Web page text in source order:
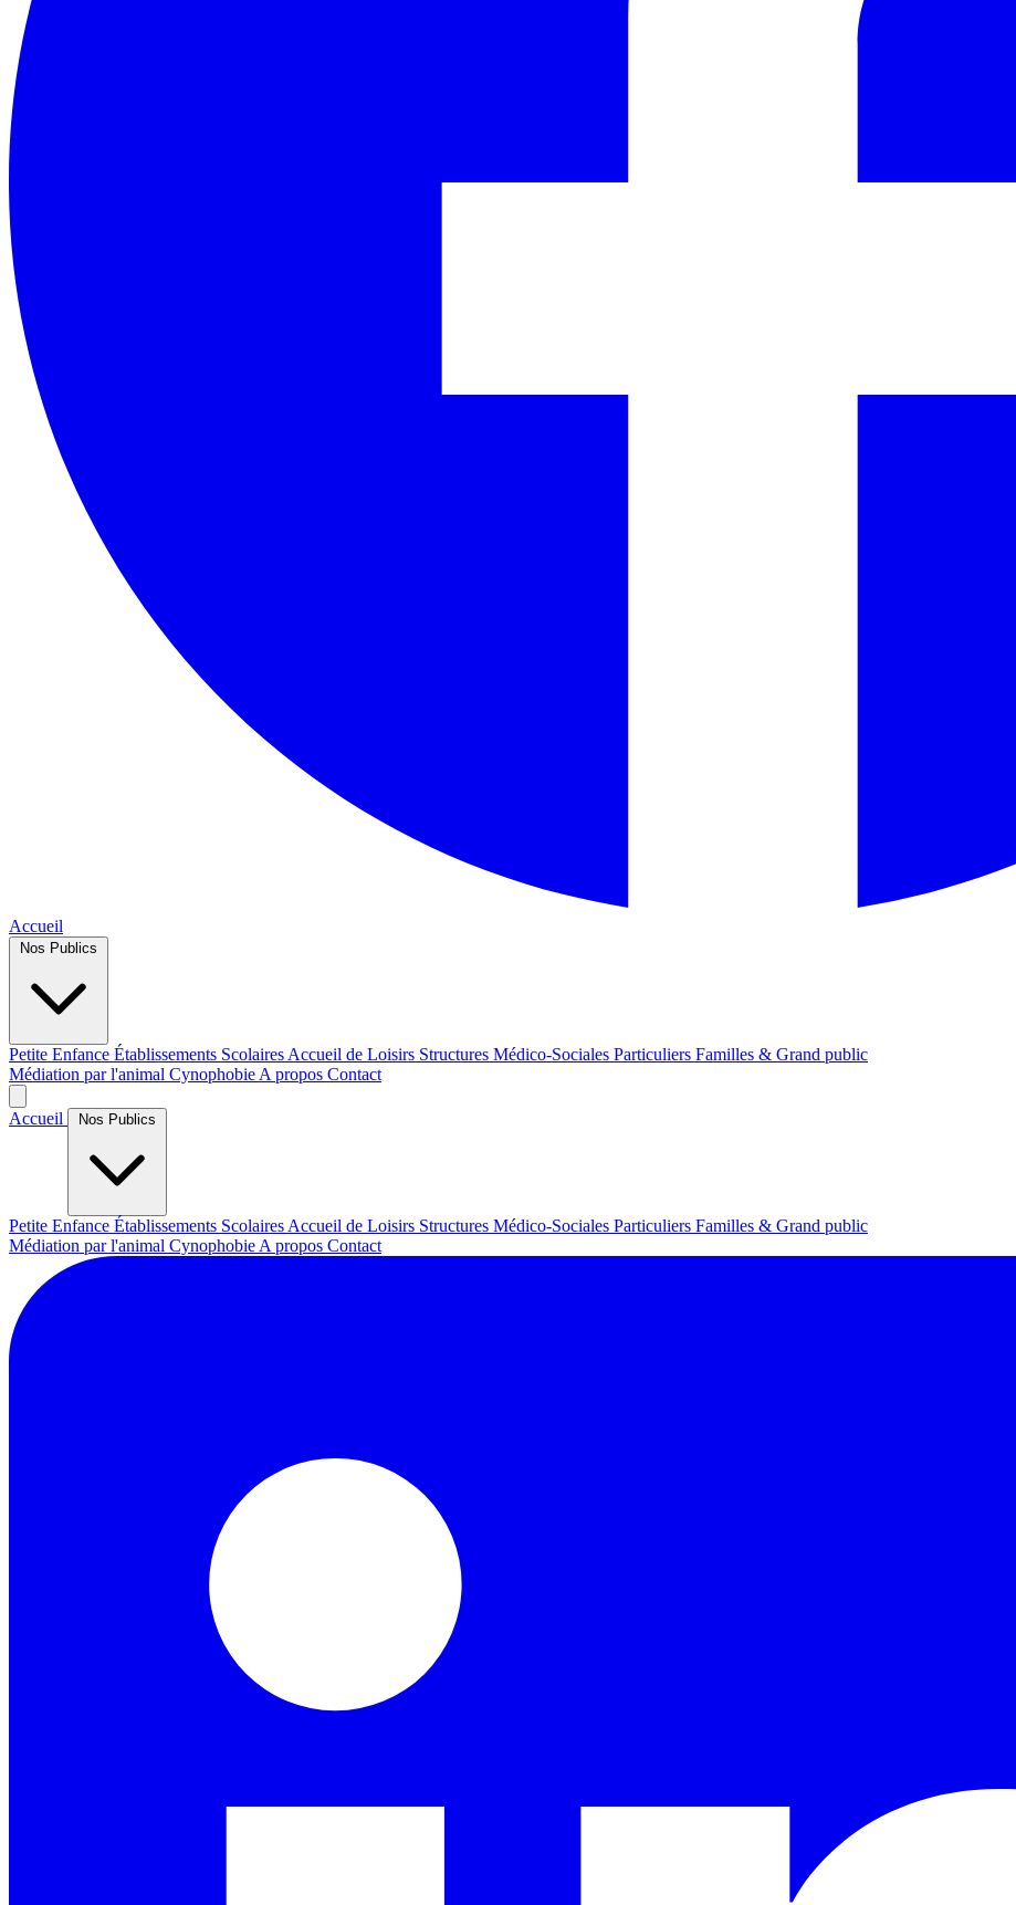
Accueil
Nos Publics
Petite Enfance Établissements Scolaires Accueil de Loisirs Structures Médico-Sociales Particuliers Familles & Grand public
Médiation par l'animal Cynophobie A propos Contact
Accueil Nos Publics
Petite Enfance Établissements Scolaires Accueil de Loisirs Structures Médico-Sociales Particuliers Familles & Grand public
Médiation par l'animal Cynophobie A propos Contact